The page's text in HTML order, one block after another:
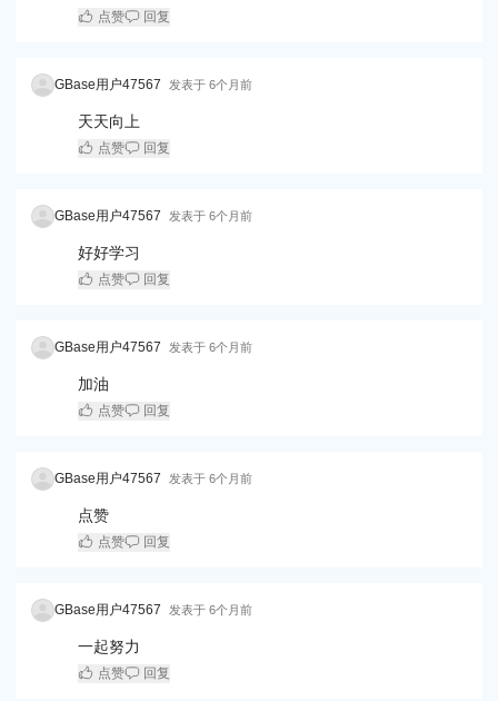
点赞 回复
GBase用户47567 发表于 6个月前
天天向上
点赞 回复
GBase用户47567 发表于 6个月前
好好学习
点赞 回复
GBase用户47567 发表于 6个月前
加油
点赞 回复
GBase用户47567 发表于 6个月前
点赞
点赞 回复
GBase用户47567 发表于 6个月前
一起努力
点赞 回复